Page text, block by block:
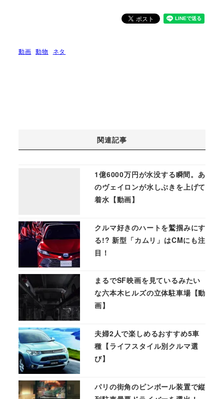
動画 動物 ネタ
関連記事
1億6000万円が水没する瞬間。あ
のヴェイロンが水しぶきを上げて
着水【動画】
クルマ好きのハートを鷲掴みにす
る!? 新型「カムリ」はCMにも注
目！
まるでSF映画を見ているみたい
な六本木ヒルズの立体駐車場【動
画】
夫婦2人で楽しめるおすすめ5車
種【ライフスタイル別クルマ選
び】
パリの街角のピンボール装置で縦